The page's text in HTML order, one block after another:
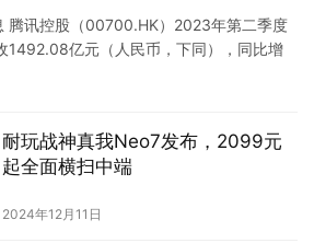
腾讯控股（00700.HK）2023年第二季度
1492.08亿元（人民币，下同），同比增
耐玩战神真我Neo7发布，2099元
起全面横扫中端
2024年12月11日